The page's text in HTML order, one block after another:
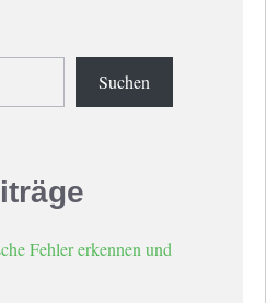
Suchen
Fehler erkennen und